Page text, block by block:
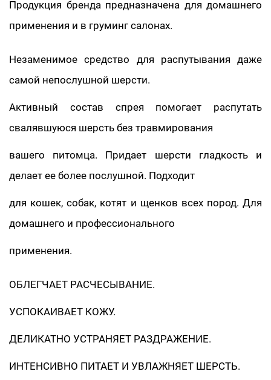
Продукция бренда предназначена для домашнего
применения и в груминг салонах.
Незаменимое средство для распутывания даже
самой непослушной шерсти.
Активный состав спрея помогает распутать
свалявшуюся шерсть без травмирования
вашего питомца. Придает шерсти гладкость и
делает ее более послушной. Подходит
для кошек, собак, котят и щенков всех пород. Для
домашнего и профессионального
применения.
ОБЛЕГЧАЕТ РАСЧЕСЫВАНИЕ.
УСПОКАИВАЕТ КОЖУ.
ДЕЛИКАТНО УСТРАНЯЕТ РАЗДРАЖЕНИЕ.
ИНТЕНСИВНО ПИТАЕТ И УВЛАЖНЯЕТ ШЕРСТЬ.